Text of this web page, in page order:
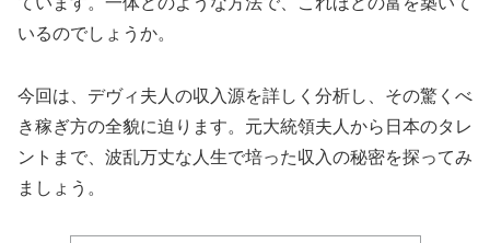
いるのでしょうか。
今回は、デヴィ夫人の収入源を詳しく分析し、その驚くべ
き稼ぎ方の全貌に迫ります。元大統領夫人から日本のタレ
ントまで、波乱万丈な人生で培った収入の秘密を探ってみ
ましょう。